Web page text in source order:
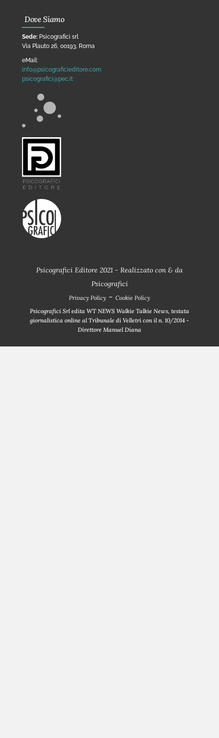
Dove Siamo
Sede: Psicografici srl
Via Plauto 26, 00193, Roma
eMail:
info@psicograficieditore.com
psicografici@pec.it
Psicografici Editore 2021 - Realizzato con & da
Psicografici
Privacy Policy - Cookie Policy
Psicografici Srl edita WT NEWS Walkie Talkie News, testata
giornalistica online al Tribunale di Velletri con il n. 10/2014 -
Direttore Manuel Diana